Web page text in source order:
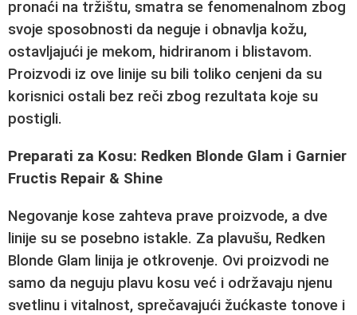
pronaći na tržištu, smatra se fenomenalnom zbog
svoje sposobnosti da neguje i obnavlja kožu,
ostavljajući je mekom, hidriranom i blistavom.
Proizvodi iz ove linije su bili toliko cenjeni da su
korisnici ostali bez reči zbog rezultata koje su
postigli.
Preparati za Kosu: Redken Blonde Glam i Garnier
Fructis Repair & Shine
Negovanje kose zahteva prave proizvode, a dve
linije su se posebno istakle. Za plavušu, Redken
Blonde Glam linija je otkrovenje. Ovi proizvodi ne
samo da neguju plavu kosu već i održavaju njenu
svetlinu i vitalnost, sprečavajući žućkaste tonove i